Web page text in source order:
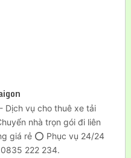
Dịch vụ cho thuê xe tải
nhà trọn gói đi liên
giá rẻ ⭕ Phục vụ 24/24
222 234.